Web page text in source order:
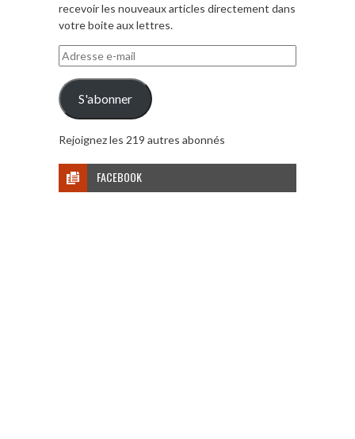
recevoir les nouveaux articles directement dans
votre boite aux lettres.
Adresse
e-
mail
S'abonner
Rejoignez les 219 autres abonnés
FACEBOOK